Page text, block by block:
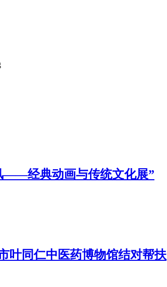
——经典动画与传统文化展”
叶同仁中医药博物馆结对帮扶